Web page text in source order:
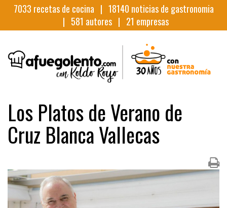
7033 recetas de cocina | 18140 noticias de gastronomia
| 581 autores | 21 empresas
Los Platos de Verano de
Cruz Blanca Vallecas